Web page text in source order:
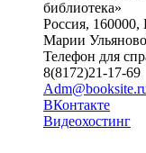
библиотека»
Россия, 160000,
Марии
Телефон для
8(8172)21-17-69
ВКонтакте
Видеохостинг